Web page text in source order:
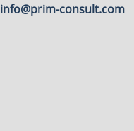
info@prim-consult.com